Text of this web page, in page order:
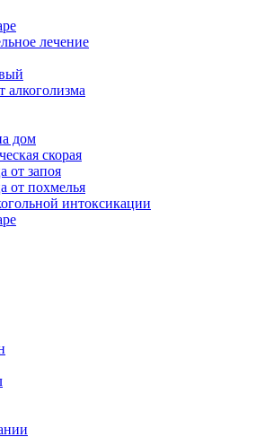
лечение
алкоголизма
дом
скорая
от запоя
от похмелья
интоксикации